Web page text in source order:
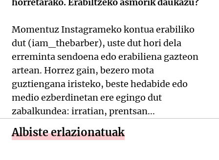
horretarako. Erabiltzeko asmorik daukazu?
Momentuz Instagrameko kontua erabiliko
dut (iam_thebarber), uste dut hori dela
erreminta sendoena edo erabiliena gazteon
artean. Horrez gain, bezero mota
guztiengana iristeko, beste hedabide edo
medio ezberdinetan ere egingo dut
zabalkundea: irratian, prentsan...
Albiste erlazionatuak